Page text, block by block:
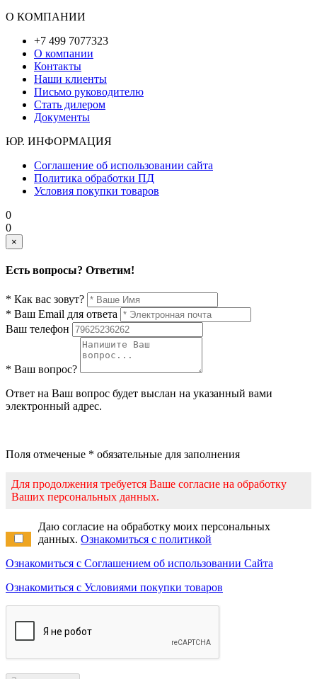
О КОМПАНИИ
+7 499 7077323
О компании
Контакты
Наши клиенты
Письмо руководителю
Стать дилером
Документы
ЮР. ИНФОРМАЦИЯ
Соглашение об использовании сайта
Политика обработки ПД
Условия покупки товаров
0
0
×
Есть вопросы? Ответим!
* Как вас зовут?
* Ваш Email для ответа
Ваш телефон
* Ваш вопрос?
Ответ на Ваш вопрос будет выслан на указанный вами
электронный адрес.
Поля отмеченые * обязательные для заполнения
Для продолжения требуется Ваше согласие на обработку
Ваших персональных данных.
Даю согласие на обработку моих персональных
данных. Ознакомиться с политикой
Ознакомиться с Соглашением об использовании Сайта
Ознакомиться с Условиями покупки товаров